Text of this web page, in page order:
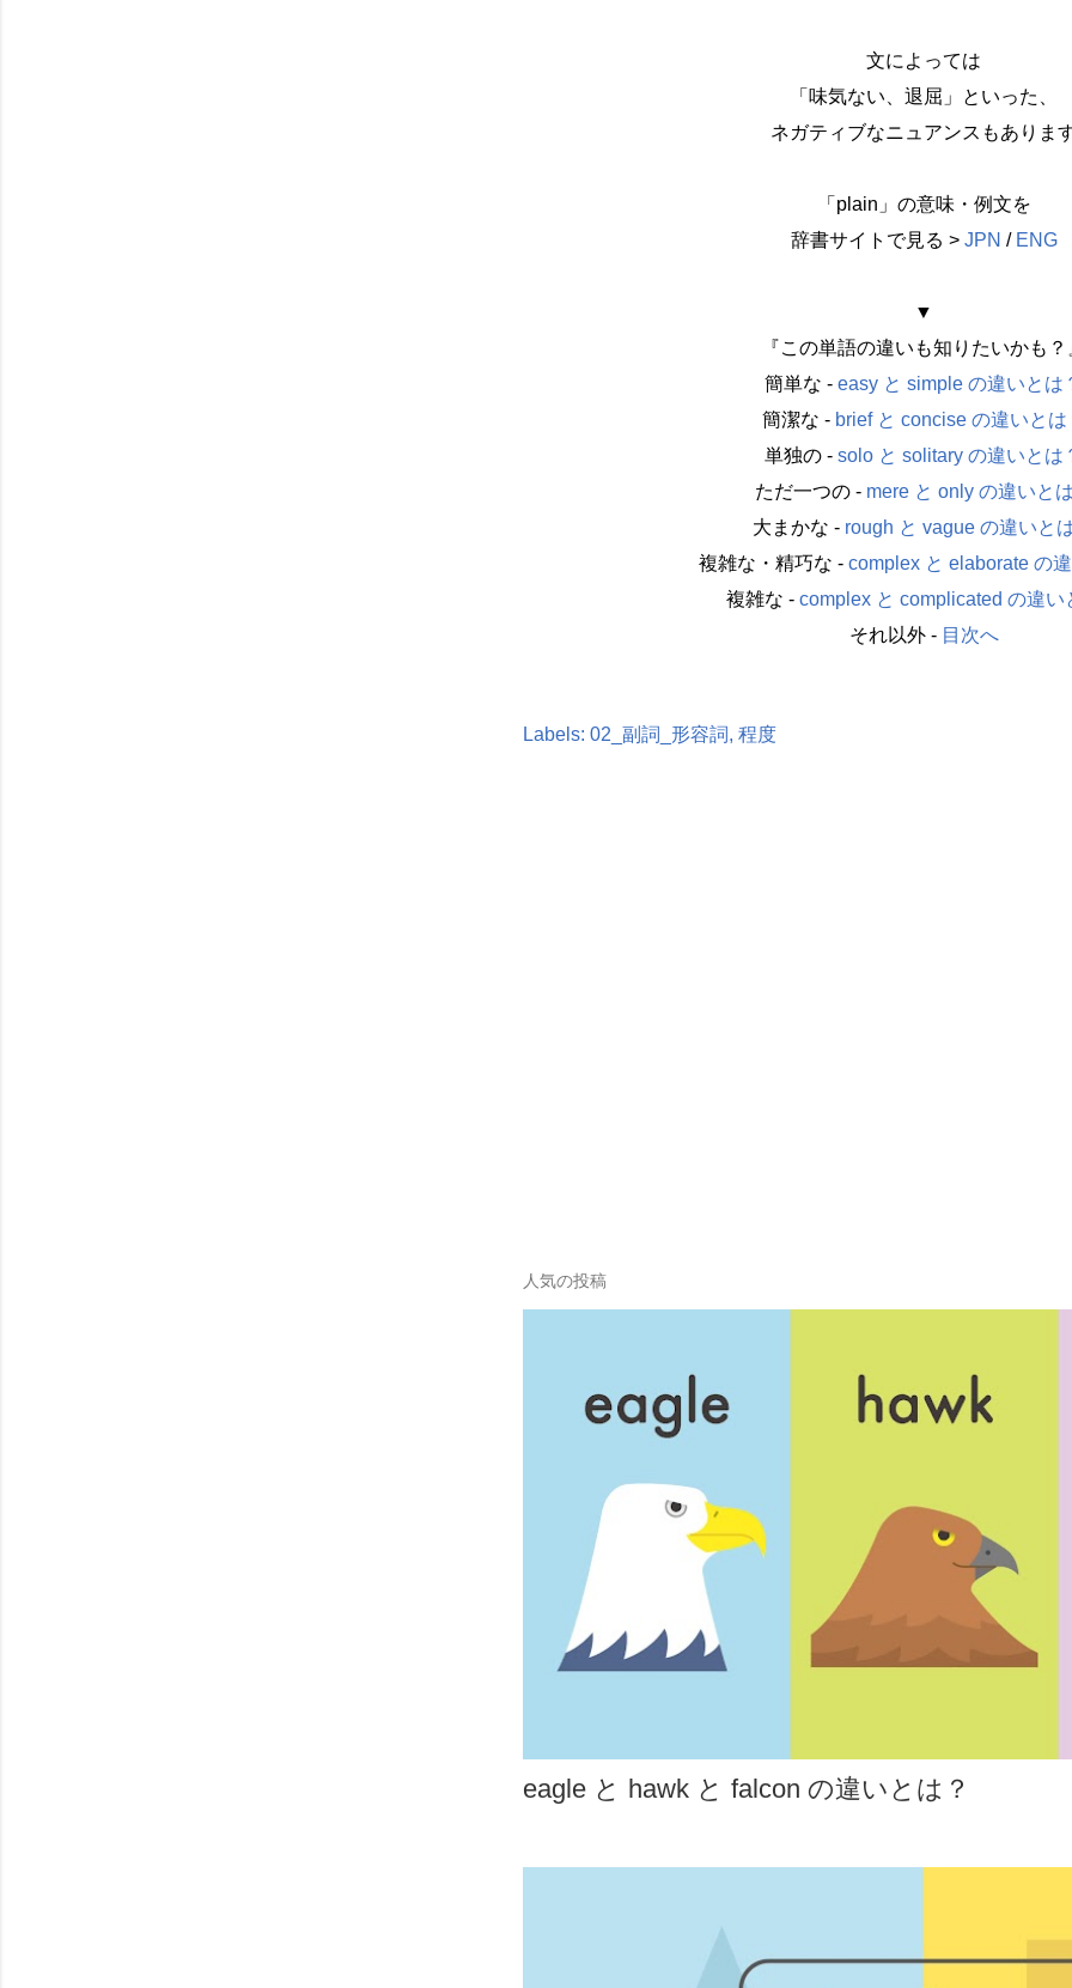
文によっては
「味気ない、退屈」といった、
ネガティブなニュアンスもありま
「plain」の意味・例文を
辞書サイトで見る > JPN / ENG
▼
『この単語の違いも知りたいかも？
簡単な - easy と simple の違いとは
簡潔な - brief と concise の違いとは
単独の - solo と solitary の違いとは
ただ一つの - mere と only の違いと
大まかな - rough と vague の違いと
複雑な・精巧な - complex と elaborate の
複雑な - complex と complicated の違い
それ以外 - 目次へ
Labels: 02_副詞_形容詞 程度
人気の投稿
eagle と hawk と falcon の違いとは？